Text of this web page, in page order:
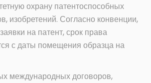
охрану патентоспособных
изобретений. Согласно конвенции,
на патент, срок права
с даты помещения образца на
международных договоров,